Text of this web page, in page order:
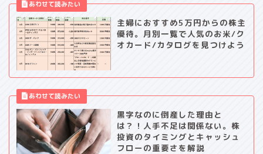
主婦におすすめ5万円からの株主
優待。月別一覧で人気のお米/ク
オカード/カタログを見つけよう
黒字なのに倒産した理由と
は？！人手不足は関係ない。株
投資のタイミングとキャッシュ
フローの重要さを解説